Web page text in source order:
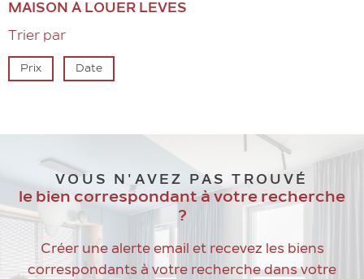
MAISON À LOUER LEVES
Trier par
Prix Date
VOUS N'AVEZ PAS TROUVÉ
le bien correspondant à votre recherche
?
Créer une alerte email et recevez les biens
correspondants à votre recherche dans votre